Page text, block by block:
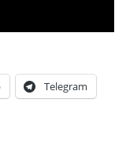
Telegram